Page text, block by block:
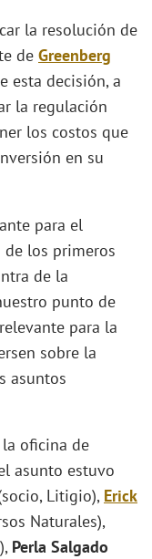
la resolución de
de Greenberg
esta decisión, a
la regulación
los costos que
en su
para el
de los primeros
de la
punto de
para la
sobre la
asuntos
oficina de
asunto estuvo
Litigio), Erick
Naturales),
Perla Salgado